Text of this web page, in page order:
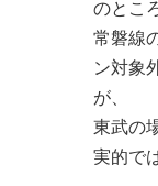
のとこ
常磐線
ン対象
が、
東武の
実的で